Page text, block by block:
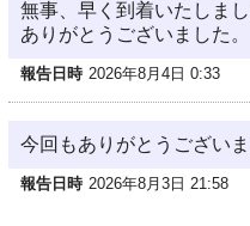
無事、早く到着いたしま
ありがとうございました。
報告日時 2026年8月4日 0:33
今回もありがとうございま
報告日時 2026年8月3日 21:58